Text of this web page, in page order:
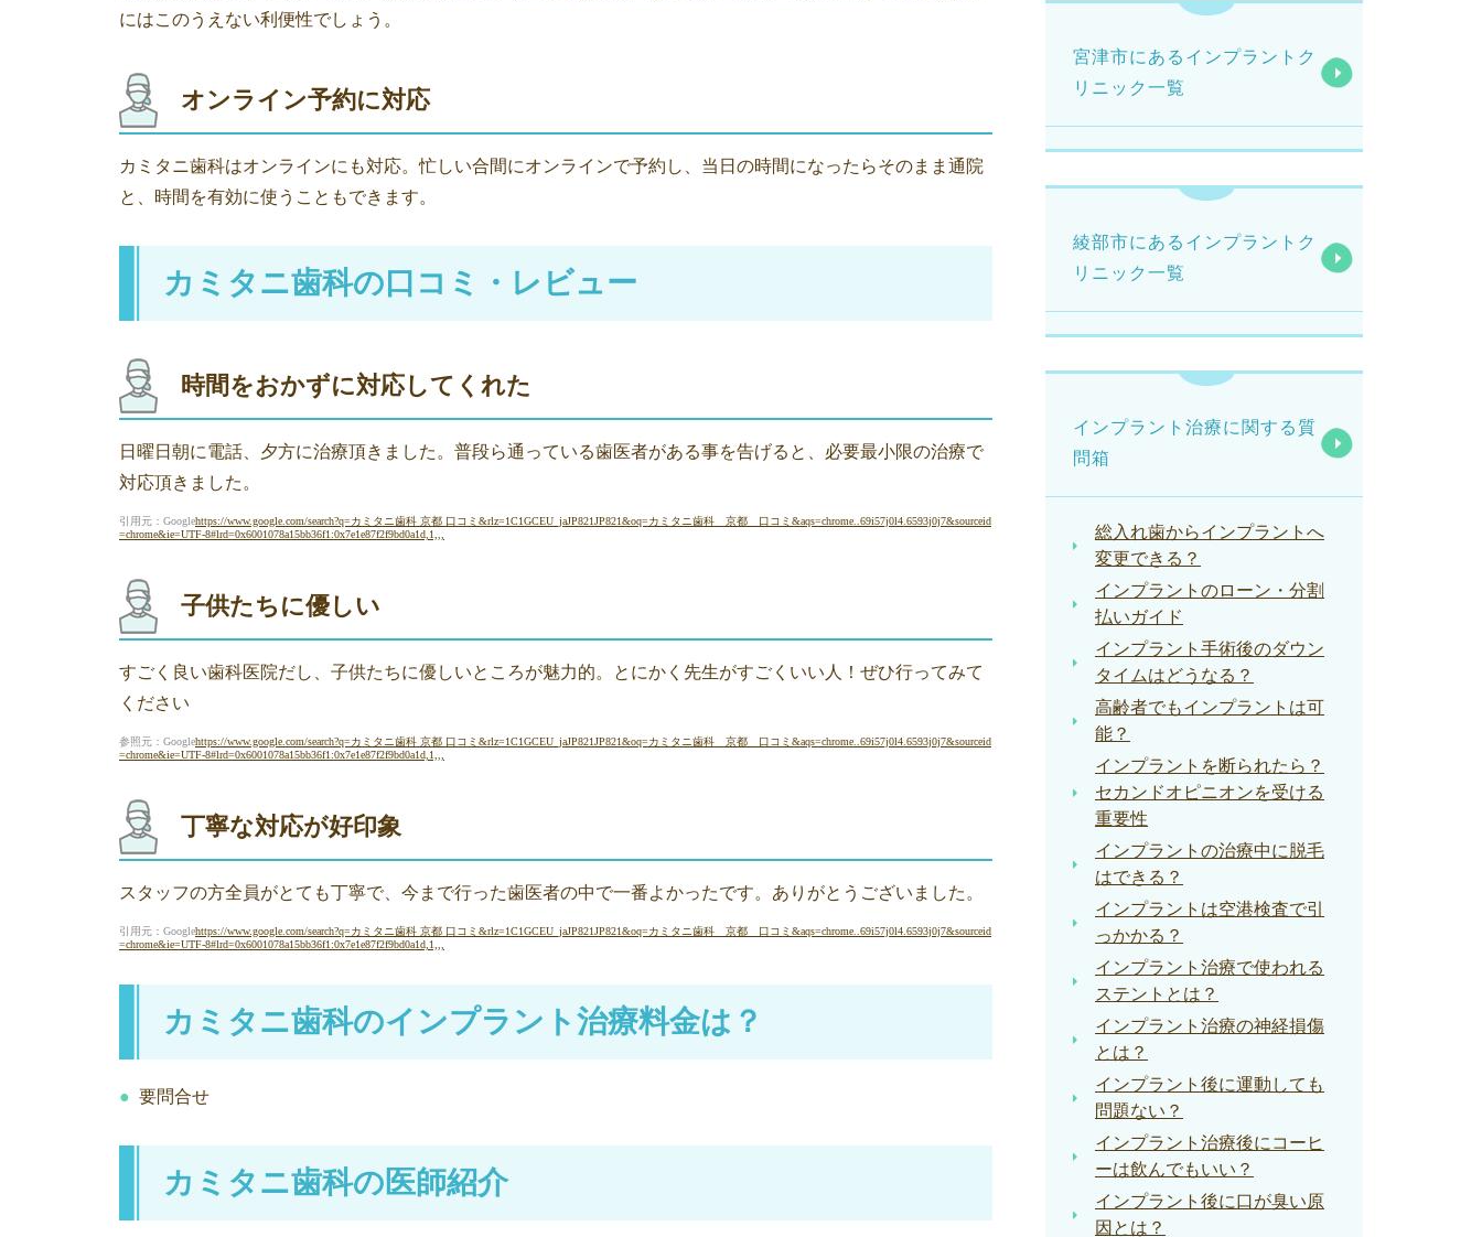
にはこのうえない利便性でしょう。
オンライン予約に対応
カミタニ歯科はオンラインにも対応。忙しい合間にオンラインで予約し、当日の時間になったらそのまま通院
と、時間を有効に使うこともできます。
カミタニ歯科の口コミ・レビュー
時間をおかずに対応してくれた
日曜日朝に電話、夕方に治療頂きました。普段ら通っている歯医者がある事を告げると、必要最小限の治療で
対応頂きました。
引用元：Googlehttps://www.google.com/search?q=カミタニ歯科 京都 口コミ&rlz=1C1GCEU_jaJP821JP821&oq=カミタニ歯科 京都 口コミ&aqs=chrome..69i57j0l4.6593j0j7&sourceid
=chrome&ie=UTF-8#lrd=0x6001078a15bb36f1:0x7e1e87f2f9bd0a1d,1,,,
子供たちに優しい
すごく良い歯科医院だし、子供たちに優しいところが魅力的。とにかく先生がすごくいい人！ぜひ行ってみて
ください
参照元：Googlehttps://www.google.com/search?q=カミタニ歯科 京都 口コミ&rlz=1C1GCEU_jaJP821JP821&oq=カミタニ歯科 京都 口コミ&aqs=chrome..69i57j0l4.6593j0j7&sourceid
=chrome&ie=UTF-8#lrd=0x6001078a15bb36f1:0x7e1e87f2f9bd0a1d,1,,,
丁寧な対応が好印象
スタッフの方全員がとても丁寧で、今まで行った歯医者の中で一番よかったです。ありがとうございました。
引用元：Googlehttps://www.google.com/search?q=カミタニ歯科 京都 口コミ&rlz=1C1GCEU_jaJP821JP821&oq=カミタニ歯科 京都 口コミ&aqs=chrome..69i57j0l4.6593j0j7&sourceid
=chrome&ie=UTF-8#lrd=0x6001078a15bb36f1:0x7e1e87f2f9bd0a1d,1,,,
カミタニ歯科のインプラント治療料金は？
要問合せ
カミタニ歯科の医師紹介
宮津市にあるインプラントク
リニック一覧
綾部市にあるインプラントク
リニック一覧
インプラント治療に関する質
問箱
総入れ歯からインプラントへ
変更できる？
インプラントのローン・分割
払いガイド
インプラント手術後のダウン
タイムはどうなる？
高齢者でもインプラントは可
能？
インプラントを断られたら？
セカンドオピニオンを受ける
重要性
インプラントの治療中に脱毛
はできる？
インプラントは空港検査で引
っかかる？
インプラント治療で使われる
ステントとは？
インプラント治療の神経損傷
とは？
インプラント後に運動しても
問題ない？
インプラント治療後にコーヒ
ーは飲んでもいい？
インプラント後に口が臭い原
因とは？